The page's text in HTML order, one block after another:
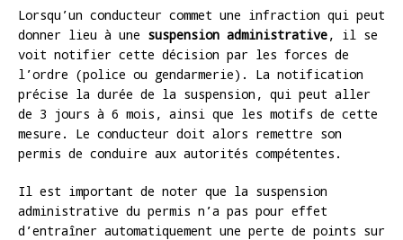
Lorsqu’un conducteur commet une infraction qui peut
donner lieu à une suspension administrative, il se
voit notifier cette décision par les forces de
l’ordre (police ou gendarmerie). La notification
précise la durée de la suspension, qui peut aller
de 3 jours à 6 mois, ainsi que les motifs de cette
mesure. Le conducteur doit alors remettre son
permis de conduire aux autorités compétentes.
Il est important de noter que la suspension
administrative du permis n’a pas pour effet
d’entraîner automatiquement une perte de points sur